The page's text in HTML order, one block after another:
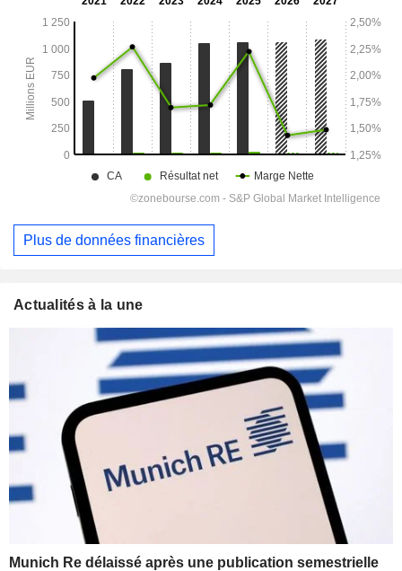
Plus de données financières
Actualités à la une
Munich Re délaissé après une publication semestrielle